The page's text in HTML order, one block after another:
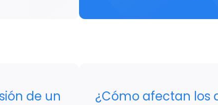
de un
¿Cómo afectan los